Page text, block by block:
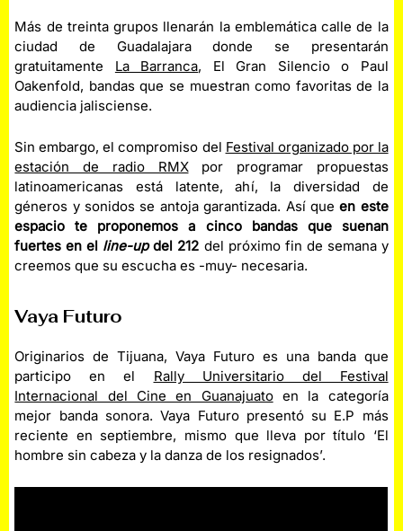
Más de treinta grupos llenarán la emblemática calle de la
ciudad de Guadalajara donde se presentarán
gratuitamente La Barranca, El Gran Silencio o Paul
Oakenfold, bandas que se muestran como favoritas de la
audiencia jalisciense.
Sin embargo, el compromiso del Festival organizado por la
estación de radio RMXpor programar propuestas
latinoamericanas está latente, ahí, la diversidad de
géneros y sonidos se antoja garantizada. Así queen este
espacio te proponemos a cinco bandas que suenan
fuertes en el line-updel 212 del próximo fin de semana y
creemos que su escucha es -muy- necesaria.
Vaya Futuro
Originarios de Tijuana, Vaya Futuro es una banda que
participo en el Rally Universitario del Festival
Internacional del Cine en Guanajuatoen la categoría
mejor banda sonora. Vaya Futuro presentó su E.P más
reciente en septiembre, mismo que lleva por título ‘El
hombre sin cabeza y la danza de los resignados’.